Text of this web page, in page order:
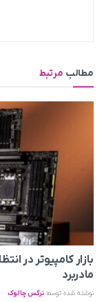
مطالب مرتبط
بازار کامپیوتر در
مادربرد
نوشته شده توسط نرگس چالوک